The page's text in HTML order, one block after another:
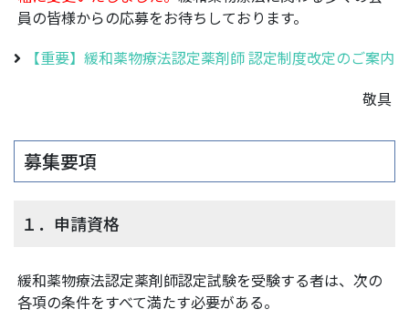
員の皆様からの応募をお待ちしております。
【重要】緩和薬物療法認定薬剤師 認定制度改定のご案内
敬具
募集要項
１．申請資格
緩和薬物療法認定薬剤師認定試験を受験する者は、次の
各項の条件をすべて満たす必要がある。